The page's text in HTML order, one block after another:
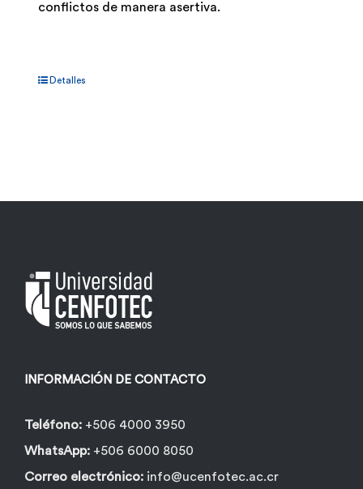
conflictos de manera asertiva.
Detalles
INFORMACIÓN DE CONTACTO
Teléfono: +506 4000 3950
WhatsApp: +506 6000 8050
Correo electrónico: info@ucenfotec.ac.cr